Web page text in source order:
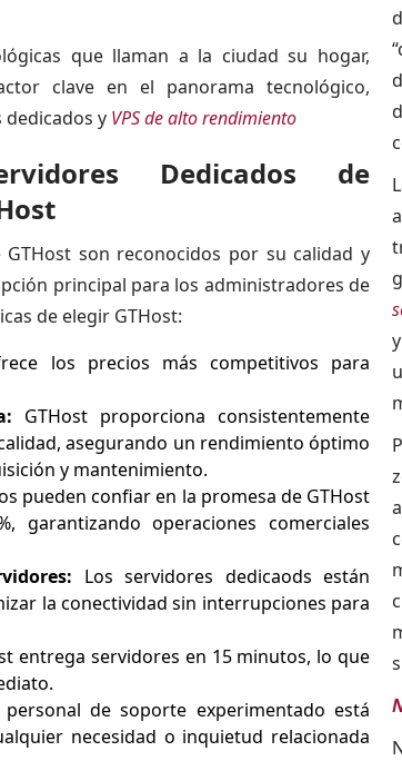
que llaman a la ciudad su hogar,
clave en el panorama tecnológico,
y VPS de alto rendimiento
Dedicados de
son reconocidos por su calidad y
principal para los administradores de
de elegir GTHost:
los precios más competitivos para
GTHost proporciona consistentemente
asegurando un rendimiento óptimo
y mantenimiento.
pueden confiar en la promesa de GTHost
operaciones comerciales
Los servidores dedicaods están
la conectividad sin interrupciones para
entrega servidores en 15 minutos, lo que
personal de soporte experimentado está
necesidad o inquietud relacionada